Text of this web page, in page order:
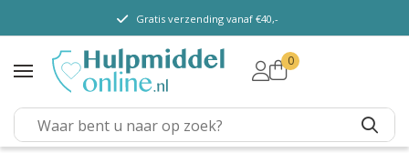
TENA Lady
TENA Men
TENA Pants (m/v)
Gratis verzending vanaf €40,-
0